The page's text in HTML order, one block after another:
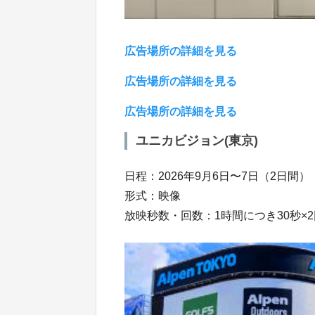
広告場所の詳細を見る
広告場所の詳細を見る
広告場所の詳細を見る
ユニカビジョン(東京)
日程：2026年9月6日〜7日（2日間）
形式：映像
放映秒数・回数：1時間につき30秒